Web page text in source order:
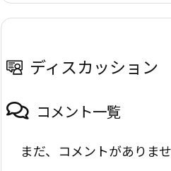
ディスカッション
コメント一覧
まだ、コメントがありま